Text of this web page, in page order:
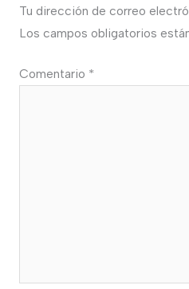
Tu dirección de correo
Los campos obligatorios
Comentario *